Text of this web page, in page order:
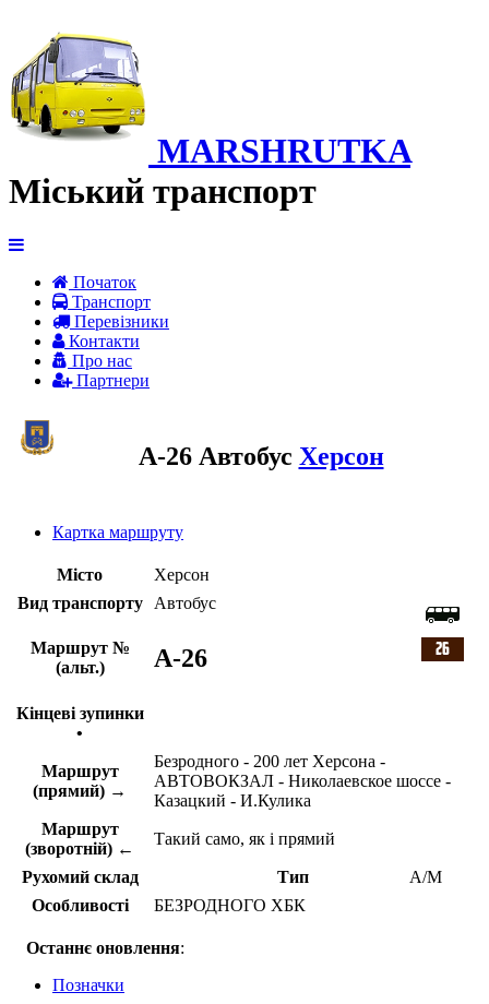
MARSHRUTKA
Міський транспорт
Початок
Транспорт
Перевiзники
Контакти
Про нас
Партнери
A-26 Автобус Херсон
Картка маршруту
Місто
Херсон
Вид транспорту
Автобус
Маршрут №
(альт.)
A-26
Кінцеві зупинки
•
Маршрут
(прямий) →
Безродного - 200 лет Херсона -
АВТОВОКЗАЛ - Николаевское шоссе -
Казацкий - И.Кулика
Маршрут
(зворотній) ←
Такий само, як і прямий
Рухомий склад Тип
А/М
Особливості
БЕЗРОДНОГО ХБК
Останнє оновлення:
Позначки